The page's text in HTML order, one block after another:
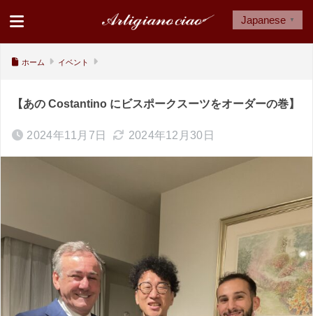
ホーム イベント
【あの Costantino にビスポークスーツをオーダーの巻】
2024年11月7日 2024年12月30日
Japanese ▼